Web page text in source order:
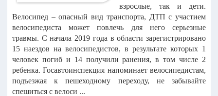
взрослые, так и дети.
Велосипед –опасный вид транспорта, ДТП с участием
велосипедиста может повлечь для него серьезные
травмы. С начала 2019 года в области зарегистрировано
15 наездов на велосипедистов, в результате которых 1
человек погиб и 14 получили ранения, втом числе 2
ребенка.Госавтоинспекция напоминает велосипедистам,
подъезжая к пешеходному переходу, не забывайте
спешиться с велоси ...